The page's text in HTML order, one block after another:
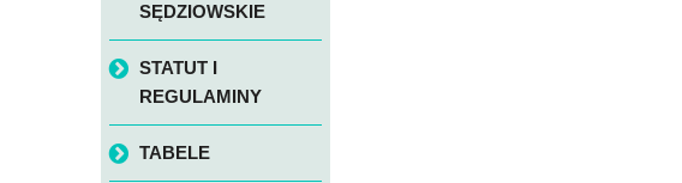
SĘDZIOWSKIE
STATUT I
REGULAMINY
TABELE